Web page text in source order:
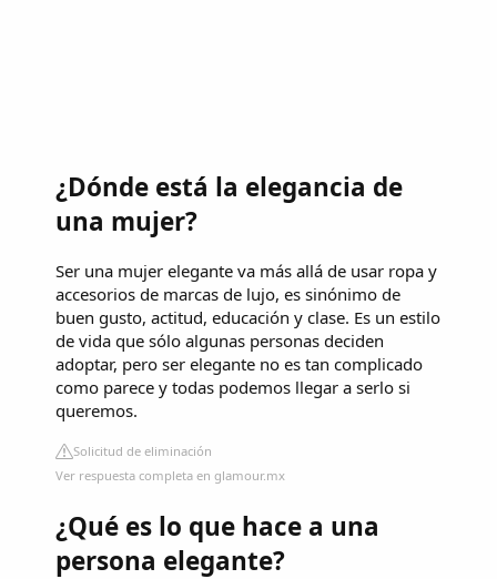
¿Dónde está la elegancia de
una mujer?
Ser una mujer elegante va más allá de usar ropa y
accesorios de marcas de lujo, es sinónimo de
buen gusto, actitud, educación y clase. Es un estilo
de vida que sólo algunas personas deciden
adoptar, pero ser elegante no es tan complicado
como parece y todas podemos llegar a serlo si
queremos.
Solicitud de eliminación
Ver respuesta completa en glamour.mx
¿Qué es lo que hace a una
persona elegante?